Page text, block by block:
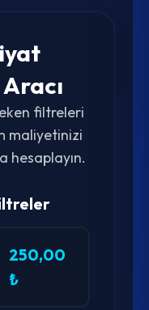
filtreleri
maliyetinizi
hesaplayın.
250,00
₺